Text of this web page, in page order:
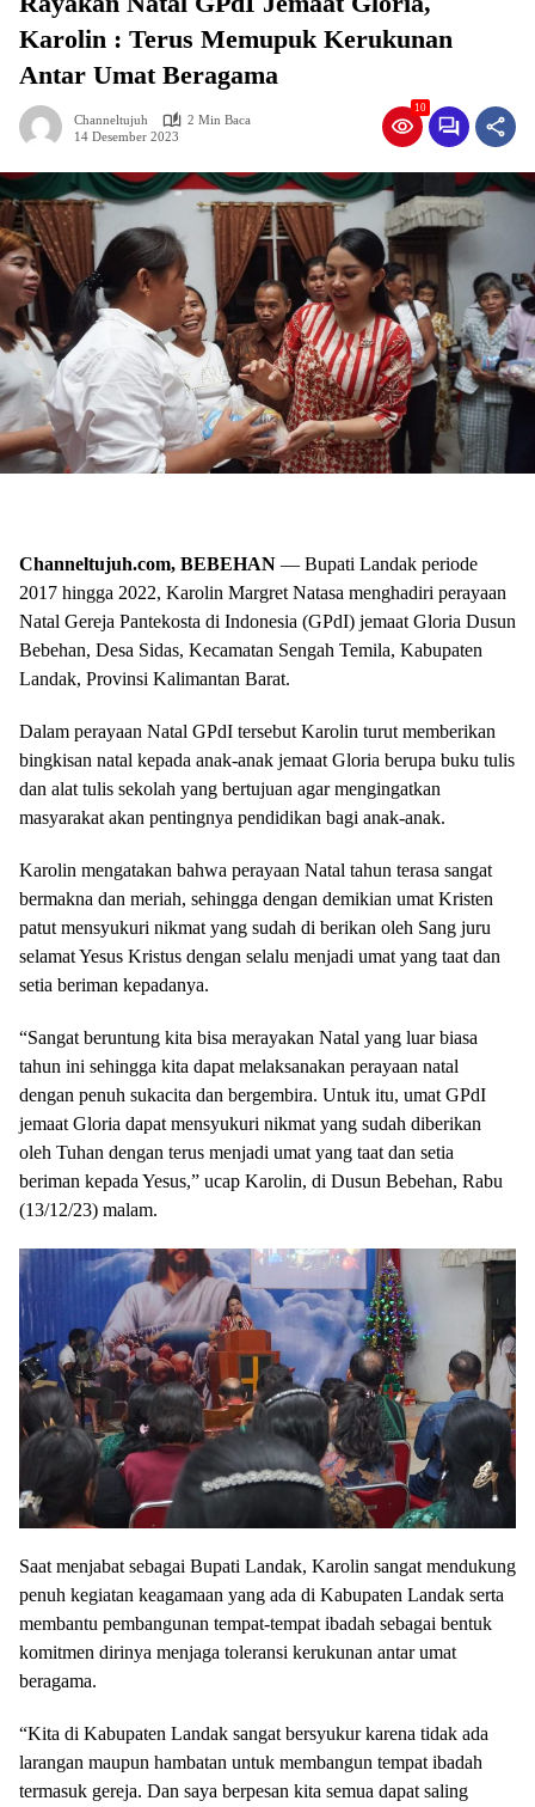
Karolin : Terus Memupuk Kerukunan
Antar Umat Beragama
Channeltujuh
2 Min Baca
14 Desember 2023
10
Channeltujuh.com, BEBEHAN — Bupati Landak periode
2017 hingga 2022, Karolin Margret Natasa menghadiri perayaan
Natal Gereja Pantekosta di Indonesia (GPdI) jemaat Gloria Dusun
Bebehan, Desa Sidas, Kecamatan Sengah Temila, Kabupaten
Landak, Provinsi Kalimantan Barat.
Dalam perayaan Natal GPdI tersebut Karolin turut memberikan
bingkisan natal kepada anak-anak jemaat Gloria berupa buku tulis
dan alat tulis sekolah yang bertujuan agar mengingatkan
masyarakat akan pentingnya pendidikan bagi anak-anak.
Karolin mengatakan bahwa perayaan Natal tahun terasa sangat
bermakna dan meriah, sehingga dengan demikian umat Kristen
patut mensyukuri nikmat yang sudah di berikan oleh Sang juru
selamat Yesus Kristus dengan selalu menjadi umat yang taat dan
setia beriman kepadanya.
“Sangat beruntung kita bisa merayakan Natal yang luar biasa
tahun ini sehingga kita dapat melaksanakan perayaan natal
dengan penuh sukacita dan bergembira. Untuk itu, umat GPdI
jemaat Gloria dapat mensyukuri nikmat yang sudah diberikan
oleh Tuhan dengan terus menjadi umat yang taat dan setia
beriman kepada Yesus,” ucap Karolin, di Dusun Bebehan, Rabu
(13/12/23) malam.
Saat menjabat sebagai Bupati Landak, Karolin sangat mendukung
penuh kegiatan keagamaan yang ada di Kabupaten Landak serta
membantu pembangunan tempat-tempat ibadah sebagai bentuk
komitmen dirinya menjaga toleransi kerukunan antar umat
beragama.
“Kita di Kabupaten Landak sangat bersyukur karena tidak ada
larangan maupun hambatan untuk membangun tempat ibadah
termasuk gereja. Dan saya berpesan kita semua dapat saling